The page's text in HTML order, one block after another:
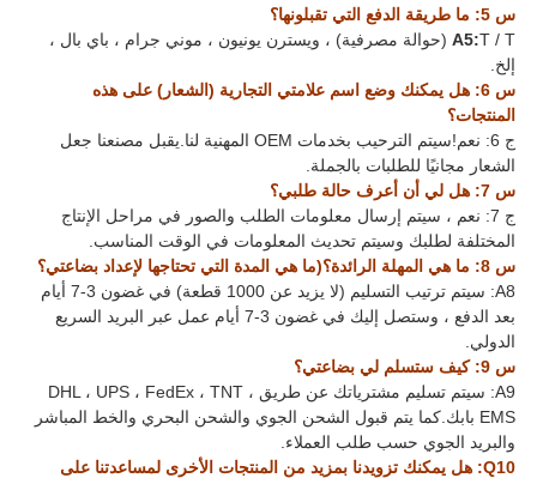
س 5: ما طريقة الدفع التي تقبلونها؟
A5:T / T (حوالة مصرفية) ، ويسترن يونيون ، موني جرام ، باي بال ،
إلخ.
س 6: هل يمكنك وضع اسم علامتي التجارية (الشعار) على هذه
المنتجات؟
ج 6: نعم!سيتم الترحيب بخدمات OEM المهنية لنا.يقبل مصنعنا جعل
الشعار مجانيًا للطلبات بالجملة.
س 7: هل لي أن أعرف حالة طلبي؟
ج 7: نعم ، سيتم إرسال معلومات الطلب والصور في مراحل الإنتاج
المختلفة لطلبك وسيتم تحديث المعلومات في الوقت المناسب.
س 8: ما هي المهلة الرائدة؟(ما هي المدة التي تحتاجها لإعداد بضاعتي؟
A8: سيتم ترتيب التسليم (لا يزيد عن 1000 قطعة) في غضون 3-7 أيام
بعد الدفع ، وستصل إليك في غضون 3-7 أيام عمل عبر البريد السريع
الدولي.
س 9: كيف ستسلم لي بضاعتي؟
A9: سيتم تسليم مشترياتك عن طريق DHL ، UPS ، FedEx ، TNT ،
EMS بابك.كما يتم قبول الشحن الجوي والشحن البحري والخط المباشر
والبريد الجوي حسب طلب العملاء.
Q10: هل يمكنك تزويدنا بمزيد من المنتجات الأخرى لمساعدتنا على